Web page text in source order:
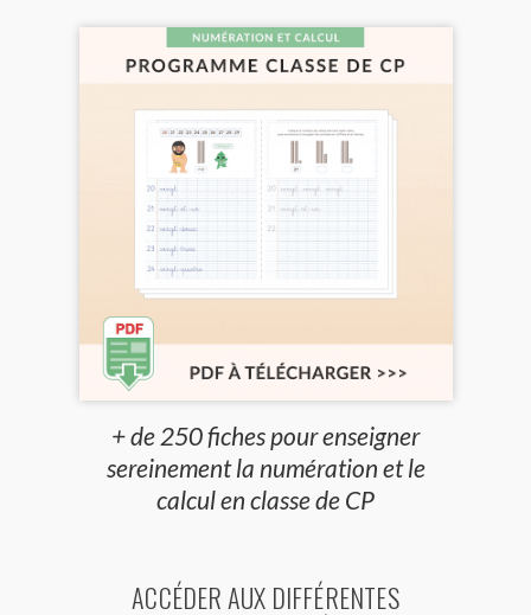
+ de 250 fiches pour enseigner
sereinement la numération et le
calcul en classe de CP
ACCÉDER AUX DIFFÉRENTES